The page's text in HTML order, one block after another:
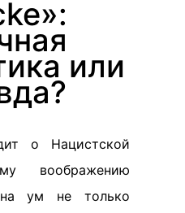
или
о Нацистской
воображению
ум не только